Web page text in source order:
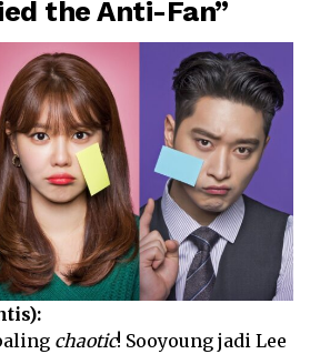
the Anti-Fan”
chaotic! Sooyoung jadi Lee